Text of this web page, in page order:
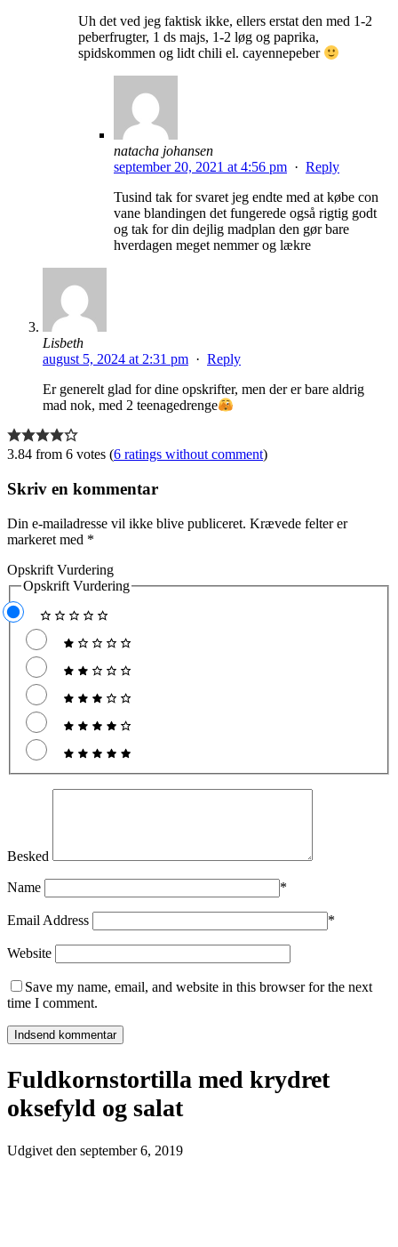
Uh det ved jeg faktisk ikke, ellers erstat den med 1-2
peberfrugter, 1 ds majs, 1-2 løg og paprika,
spidskommen og lidt chili el. cayennepeber
natacha johansen
september 20, 2021 at 4:56 pm · Reply
Tusind tak for svaret jeg endte med at købe con
vane blandingen det fungerede også rigtig godt
og tak for din dejlig madplan den gør bare
hverdagen meget nemmer og lækre
Lisbeth
august 5, 2024 at 2:31 pm · Reply
Er generelt glad for dine opskrifter, men der er bare aldrig
mad nok, med 2 teenagedrenge
3.84 from 6 votes (6 ratings without comment)
Skriv en kommentar
Din e-mailadresse vil ikke blive publiceret. Krævede felter er
markeret med *
Opskrift Vurdering
Opskrift Vurdering
Besked
Name *
Email Address *
Website
Save my name, email, and website in this browser for the next
time I comment.
Fuldkornstortilla med krydret
oksefyld og salat
Udgivet den september 6, 2019